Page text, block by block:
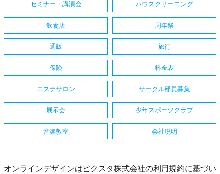
セミナー・講演会 ハウスクリーニング
飲食店 周年祭
通販 旅行
保険 料金表
エステサロン サークル部員募集
展示会 少年スポーツクラブ
音楽教室 会社説明
オンラインデザインはピクスタ株式会社の利用規約に基づい